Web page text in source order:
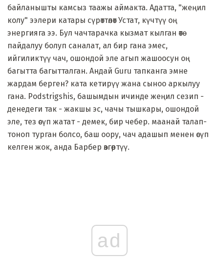
байланышты камсыз таажы аймакта. Адатта, "жеңил
колу" ээлери катары сүрөттөлөт Устат, күчтүү оң
энергияга ээ. Бул чачтарачка кызмат кылган өтө
пайдалуу болуп саналат, ал бир гана эмес,
ийгиликтүү чач, ошондой эле агып жашоосун оң
багытта багытталган. Андай Guru тапканга эмне
жардам берген? ката кетирүү жана сыноо аркылуу
гана. Podstrigshis, башымдын ичинде жеңил сезип -
денедеги так - жакшы эс, чачы тышкары, ошондой
эле, тез өсүп жатат - демек, бир чебер. маанай талап-
тоноп турган болсо, баш оору, чач адашып менен өсүп
келген жок, анда Барбер өзгөртүү.
ad